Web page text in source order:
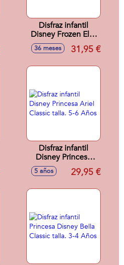
Disfraz infantil
Disney Frozen Elsa
Classic talla. 7-8
Años
36 meses 31,95 €
Disfraz infantil
Disney Princesa
Ariel Classic talla.
5-6 Años
5 años 29,95 €